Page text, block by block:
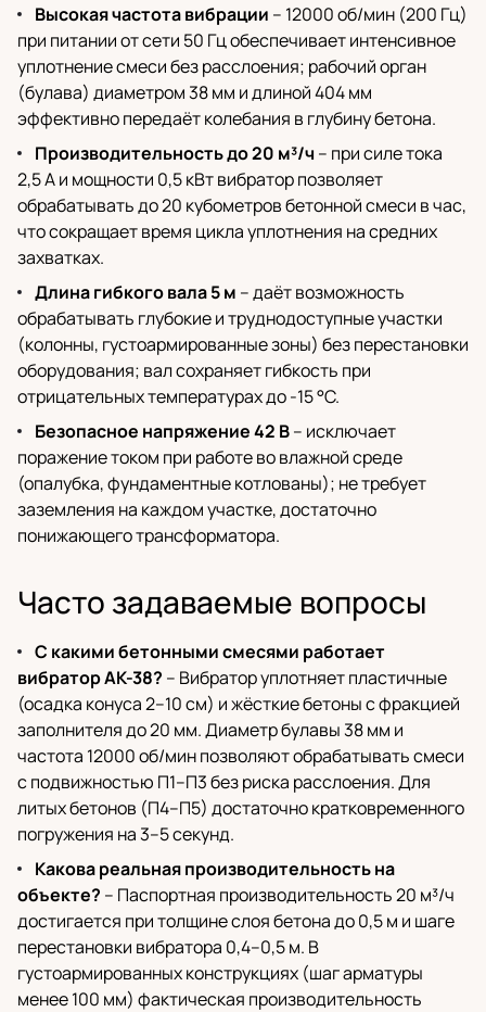
Высокая частота вибрации – 12000 об/мин (200 Гц)
при питании от сети 50 Гц обеспечивает интенсивное
уплотнение смеси без расслоения; рабочий орган
(булава) диаметром 38 мм и длиной 404 мм
эффективно передаёт колебания в глубину бетона.
Производительность до 20 м³/ч– при силе тока
2,5 А и мощности 0,5 кВт вибратор позволяет
обрабатывать до 20 кубометров бетонной смеси в час,
что сокращает время цикла уплотнения на средних
захватках.
Длина гибкого вала 5 м – даёт возможность
обрабатывать глубокие и труднодоступные участки
(колонны, густоармированные зоны) без перестановки
оборудования; вал сохраняет гибкость при
отрицательных температурах до -15 °C.
Безопасное напряжение 42 В– исключает
поражение током при работе во влажной среде
(опалубка, фундаментные котлованы); не требует
заземления на каждом участке, достаточно
понижающего трансформатора.
Часто задаваемые вопросы
С какими бетонными смесями работает
вибратор АК-38? – Вибратор уплотняет пластичные
(осадка конуса 2–10 см) и жёсткие бетоны с фракцией
заполнителя до 20 мм. Диаметр булавы 38 мм и
частота 12000 об/мин позволяют обрабатывать смеси
с подвижностью П1–П3 без риска расслоения. Для
литых бетонов (П4–П5) достаточно кратковременного
погружения на 3–5 секунд.
Какова реальная производительность на
объекте? – Паспортная производительность 20 м³/ч
достигается при толщине слоя бетона до 0,5 м и шаге
перестановки вибратора 0,4–0,5 м. В
густоармированных конструкциях (шаг арматуры
менее 100 мм) фактическая производительность